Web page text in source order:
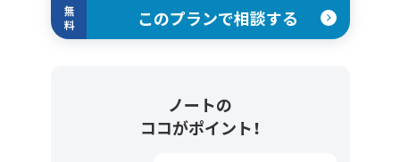
無
料
このプランで相談する
ノートの
ココがポイント！